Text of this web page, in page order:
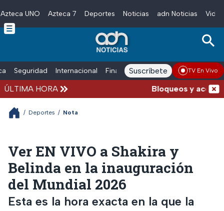
Skip to main content
Azteca UNO Azteca 7 Deportes Noticias adn Noticias
Seguridad Internacional Finanzas adn Noticias Radio
Suscríbete TV En Vivo
ÚLTIMA HORA Bloqueos y
/ Deportes / Nota
Ver EN VIVO a Shakira y
Belinda en la inauguración
del Mundial 2026
Esta es la hora exacta en la que la